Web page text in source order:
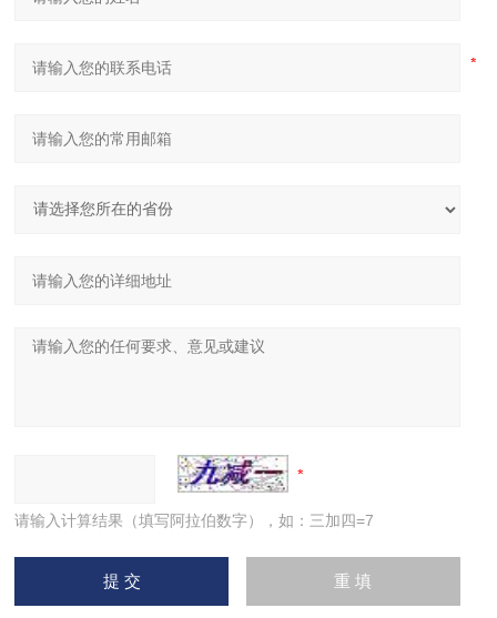
请输入计算结果（填写阿拉伯数字），如：三加四=7